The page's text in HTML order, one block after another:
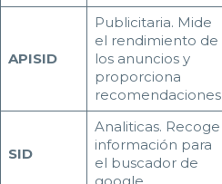
APISID
Publicitaria. Mide
el rendimiento de
los anuncios y
proporciona
recomendaciones
SID
Analiticas. Recoge
información para
el buscador de